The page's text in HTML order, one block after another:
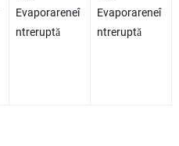
Evaporareneî
ntreruptă
Evaporareneî
ntreruptă